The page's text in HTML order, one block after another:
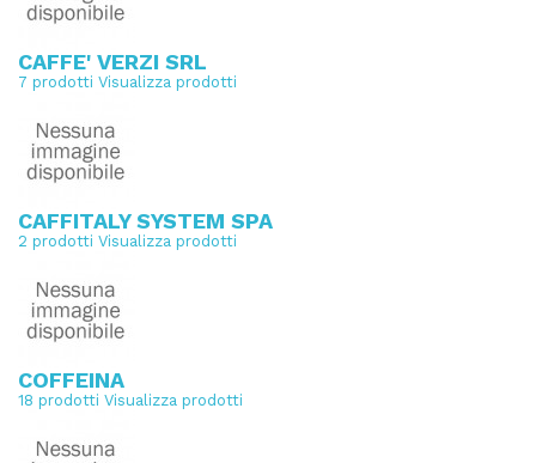
CAFFE' VERZI SRL
7 prodotti Visualizza prodotti
CAFFITALY SYSTEM SPA
2 prodotti Visualizza prodotti
COFFEINA
18 prodotti Visualizza prodotti